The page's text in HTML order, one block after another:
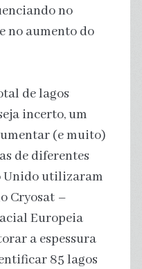
no
no aumento do
de lagos
incerto, um
(e muito)
de diferentes
Unido utilizaram
Cryosat –
Europeia
a espessura
85 lagos